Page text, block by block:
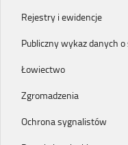
Rejestry i ewidencje
Publiczny wykaz danych
Łowiectwo
Zgromadzenia
Ochrona sygnalistów